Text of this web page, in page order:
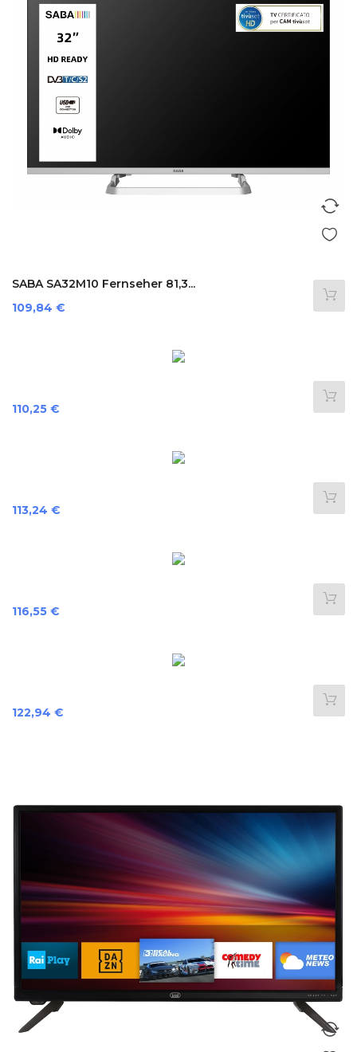
SABA SA32M10 Fernseher 81,3...
Preis
109,84 €
Preis
110,25 €
Preis
113,24 €
Preis
116,55 €
Preis
122,94 €